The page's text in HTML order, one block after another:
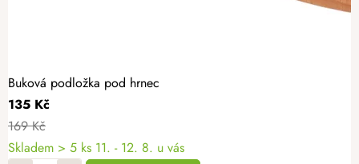
Buková podložka pod hrnec
135 Kč
169 Kč
Skladem > 5 ks 11. - 12. 8. u vás